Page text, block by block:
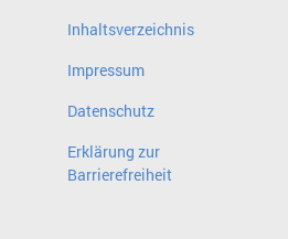
Inhaltsverzeichnis
Impressum
Datenschutz
Erklärung zur
Barrierefreiheit